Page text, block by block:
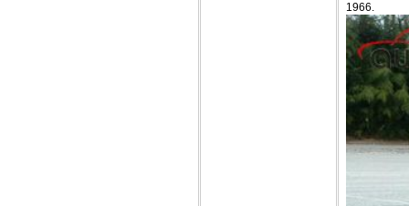
1966.